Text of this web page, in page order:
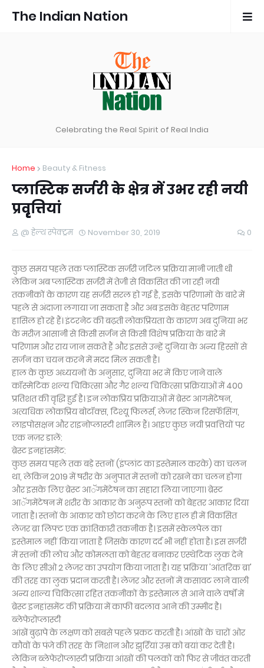
The Indian Nation
Celebrating the Real Spirit of Real India
Home Beauty & Fitness
प्लास्टिक सर्जरी के क्षेत्र में उभर रही नयी
प्रवृृृृृृृृत्तियां
@ हेल्थ स्पेक्ट्रम November 30, 2019 0
कुछ समय पहले तक प्लास्टिक सर्जरी जटिल प्रक्रिया मानी जाती थी
लेकिन अब प्लास्टिक सर्जरी में तेजी से विकसित की जा रही नयी
तकनीकों के कारण यह सर्जरी सरल हो गई है, इसके परिणामों के बारे में
पहले से अंदाजा लगाया जा सकता है और अब इसके बेहतर परिणाम
हासिल हो रहे हैं। इंटरनेट की बढ़ती लोकप्रियता के कारण अब दुनिया भर
के मरीज़ आसानी से किसी सर्जन से किसी विशेष प्रक्रिया के बारे में
परिणाम और राय जान सकते हैं और इससे उन्हें दुनिया के अन्य हिस्सों से
सर्जन का चयन करने में मदद मिल सकती है।
हाल के कुछ अध्ययनों के अनुसार, दुनिया भर में किए जाने वाले
कॉस्मेटिक शल्य चिकित्सा और गैर शल्य चिकित्सा प्रक्रियाओं में 400
प्रतिशत की वृद्धि हुई है। इन लोकप्रिय प्रक्रियाओं में ब्रेस्ट आगमेंटेषन,
अत्यधिक लोकप्रिय बोटॉक्स, टिश्यू फिलर्स, लेजर स्किन रिसर्फेसिंग,
लाइपोसक्षन और राइनोप्लास्टी शामिल हैं। आइए कुछ नयी प्रवत्तियों पर
एक नज़र डालें:
ब्रेस्ट इनहांसमेंट:
कुछ समय पहले तक बड़े स्तनों (इंप्लांट का इस्तेमाल करके) का चलन
था, लेकिन 2019 में षरीर के अनुपात में स्तनों को रखने का चलन होगा
और इसके लिए ब्रेस्ट आॅगमेंटेषन का सहारा लिया जाएगा। ब्रेस्ट
आॅगमेंटेषन में शरीर के आकार के अनुरूप स्तनों को बेहतर आकार दिया
जाता है। स्तनों के आकार को छोटा करने के लिए हाल ही में विकसित
लेजर ब्रा लिफ्ट एक क्रांतिकारी तकनीक है। इसमें स्केलपेल का
इस्तेमाल नहीं किया जाता है जिसके कारण दर्द भी नहीं होता है। इस सर्जरी
में स्तनों की लोच और कोमलता को बेहतर बनाकर एस्थेटिक लुक देने
के लिए सीओ 2 लेजर का उपयोग किया जाता है। यह प्रक्रिया 'आंतरिक ब्रा'
की तरह का लुक प्रदान करती है। लेजर और स्तनों में कसावट लाने वाली
अन्य शाल्य चिकित्सा रहित तकनीकों के इस्तेमाल से आने वाले वर्षों में
ब्रेस्ट इनहांसमेंट की प्रक्रिया में काफी बदलाव आने की उम्मीद है।
ब्लेफेरोप्लास्टी
आंखें बुढ़ापे के लक्षण को सबसे पहले प्रकट करती है। आंखों के चारों ओर
कौवों के पंजे की तरह के निशान और झुर्रियां उम्र को बयां कर देती है।
लेकिन ब्लेफेरोप्लास्टी प्रक्रिया आंखों की पलकों को फिर से जीवंत करती